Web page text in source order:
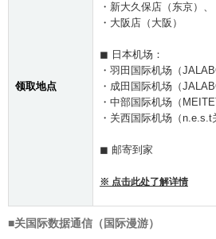
领取地点
・新大久保店（东京）、
・大阪店（大阪）
◼ 日本机场：
・羽田国际机场（
・成田国际机场（
・中部国际机场（
・关西国际机场（n.e.s.t
◼ 邮寄到家
※ 点击此处了解详情
■关国际数据通信（国际漫游）